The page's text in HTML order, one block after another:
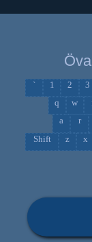
` 1 2 3
q
w
a
r
Shift
z x